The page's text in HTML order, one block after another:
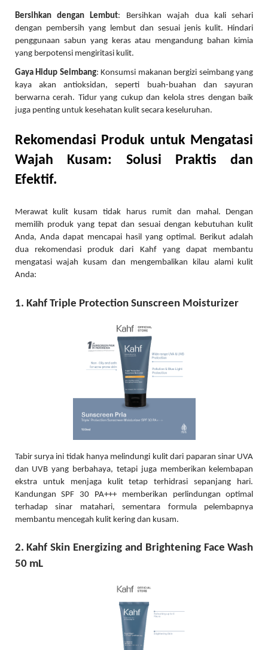
Bersihkan dengan Lembut: Bersihkan wajah dua kali sehari
dengan pembersih yang lembut dan sesuai jenis kulit. Hindari
penggunaan sabun yang keras atau mengandung bahan kimia
yang berpotensi mengiritasi kulit.
Gaya Hidup Seimbang: Konsumsi makanan bergizi seimbang yang
kaya akan antioksidan, seperti buah-buahan dan sayuran
berwarna cerah. Tidur yang cukup dan kelola stres dengan baik
juga penting untuk kesehatan kulit secara keseluruhan.
Rekomendasi Produk untuk Mengatasi
Wajah Kusam: Solusi Praktis dan
Efektif.
Merawat kulit kusam tidak harus rumit dan mahal. Dengan
memilih produk yang tepat dan sesuai dengan kebutuhan kulit
Anda, Anda dapat mencapai hasil yang optimal. Berikut adalah
dua rekomendasi produk dari Kahf yang dapat membantu
mengatasi wajah kusam dan mengembalikan kilau alami kulit
Anda:
1. Kahf Triple Protection Sunscreen Moisturizer
Tabir surya ini tidak hanya melindungi kulit dari paparan sinar UVA
dan UVB yang berbahaya, tetapi juga memberikan kelembapan
ekstra untuk menjaga kulit tetap terhidrasi sepanjang hari.
Kandungan SPF 30 PA+++ memberikan perlindungan optimal
terhadap sinar matahari, sementara formula pelembapnya
membantu mencegah kulit kering dan kusam.
2. Kahf Skin Energizing and Brightening Face Wash
50 mL